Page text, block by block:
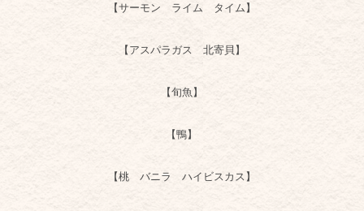
【サーモン ライム タイム】
【アスパラガス 北寄貝】
【旬魚】
【鴨】
【桃 バニラ ハイビスカス】